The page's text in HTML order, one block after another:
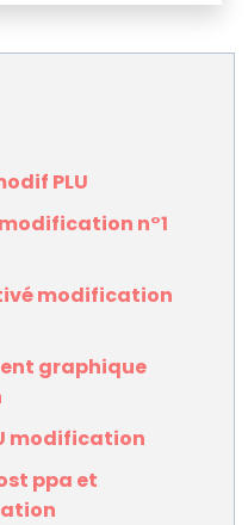
PLU
n°1
modification
graphique
modification
ppa et